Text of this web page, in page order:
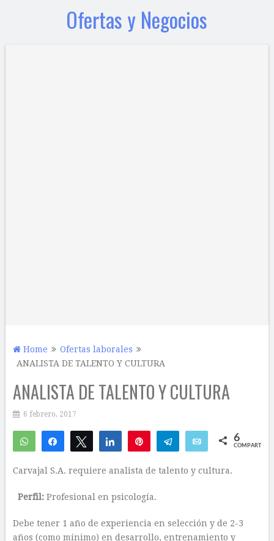
Ofertas y Negocios
Home
Ofertas laborales
ANALISTA DE TALENTO Y CULTURA
ANALISTA DE TALENTO Y CULTURA
6 febrero, 2017
WhatsAppCompartirTwittear Compartir Telegram Email 6
COMPARTIR
Carvajal S.A. requiere analista de talento y cultura.
Perfil:Profesional en psicología.
Debe tener 1 año de experiencia en selección y de 2-3
años (como mínimo) en desarrollo, entrenamiento y